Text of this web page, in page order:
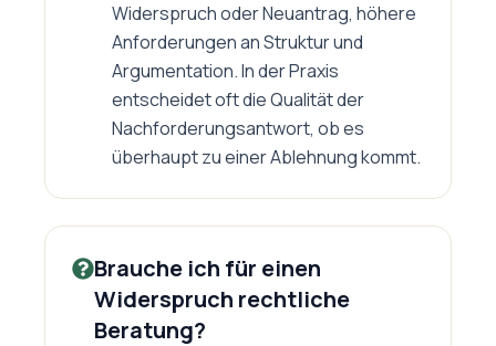
Widerspruch oder Neuantrag, höhere
Anforderungen an Struktur und
Argumentation. In der Praxis
entscheidet oft die Qualität der
Nachforderungsantwort, ob es
überhaupt zu einer Ablehnung kommt.
Brauche ich für einen
Widerspruch rechtliche
Beratung?